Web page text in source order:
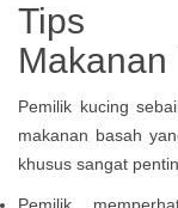
Tips
Makanan
Pemilik kucing
makanan basah
khusus sangat